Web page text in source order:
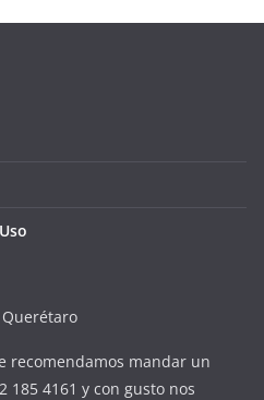
recomendamos mandar un
185 4161 y con gusto nos